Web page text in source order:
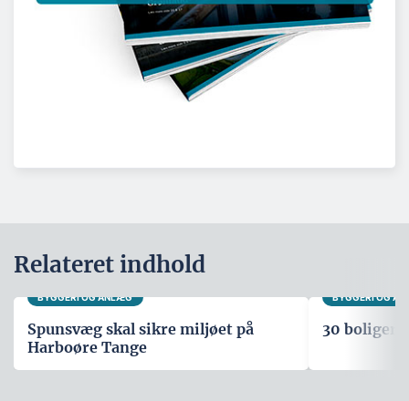
Relateret indhold
BYGGERI OG ANLÆG
Spunsvæg skal sikre miljøet på
Harboøre Tange
BYGGERI OG
30 boliger